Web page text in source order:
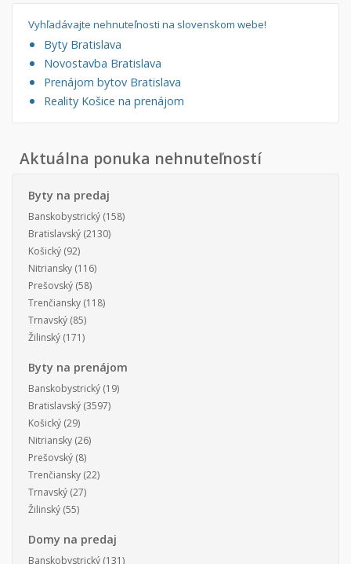
Vyhľadávajte nehnuteľnosti na slovenskom webe!
Byty Bratislava
Novostavba Bratislava
Prenájom bytov Bratislava
Reality Košice na prenájom
Aktuálna ponuka nehnuteľností
Byty na predaj
Banskobystrický (158)
Bratislavský (2130)
Košický (92)
Nitriansky (116)
Prešovský (58)
Trenčiansky (118)
Trnavský (85)
Žilinský (171)
Byty na prenájom
Banskobystrický (19)
Bratislavský (3597)
Košický (29)
Nitriansky (26)
Prešovský (8)
Trenčiansky (22)
Trnavský (27)
Žilinský (55)
Domy na predaj
Banskobystrický (131)